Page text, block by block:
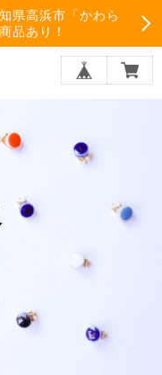
県高浜市「かわら
品あり！